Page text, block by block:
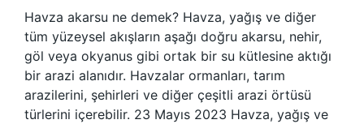
Havza akarsu ne demek? Havza, yağış ve diğer
tüm yüzeysel akışların aşağı doğru akarsu, nehir,
göl veya okyanus gibi ortak bir su kütlesine aktığı
bir arazi alanıdır. Havzalar ormanları, tarım
arazilerini, şehirleri ve diğer çeşitli arazi örtüsü
türlerini içerebilir. 23 Mayıs 2023 Havza, yağış ve